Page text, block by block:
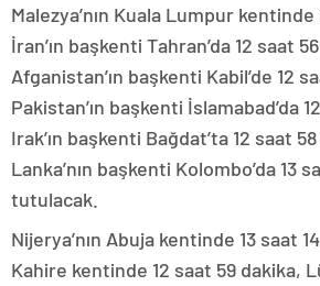
Malezya’nın Kuala Lumpur kentinde
İran’ın başkenti Tahran’da 12 saat
Afganistan’ın başkenti Kabil’de 12
Pakistan’ın başkenti İslamabad’da
Irak’ın başkenti Bağdat’ta 12 saat
Lanka’nın başkenti Kolombo’da 13
tutulacak.
Nijerya’nın Abuja kentinde 13 saat 14
Kahire kentinde 12 saat 59 dakika,